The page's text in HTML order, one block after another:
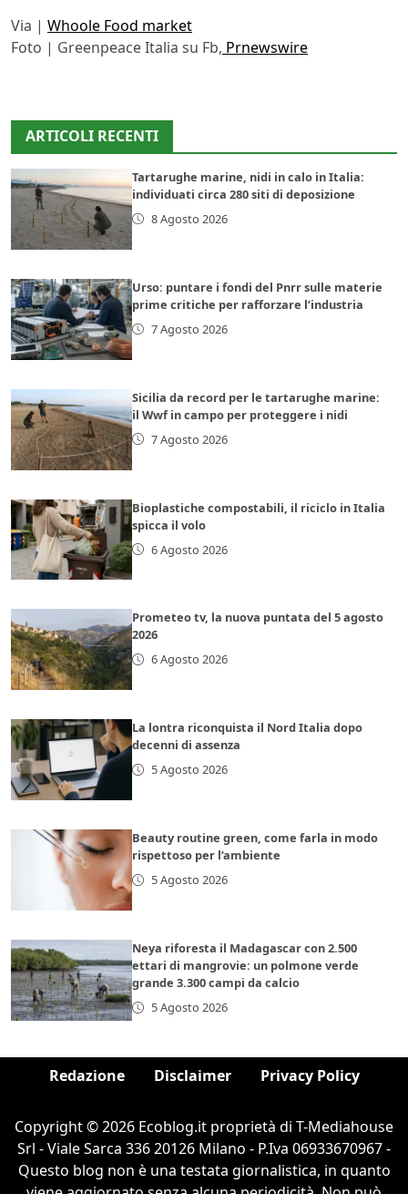
Via | Whoole Food market
Foto | Greenpeace Italia su Fb, Prnewswire
ARTICOLI RECENTI
Tartarughe marine, nidi in calo in Italia:
individuati circa 280 siti di deposizione
8 Agosto 2026
Urso: puntare i fondi del Pnrr sulle materie
prime critiche per rafforzare l’industria
7 Agosto 2026
Sicilia da record per le tartarughe marine:
il Wwf in campo per proteggere i nidi
7 Agosto 2026
Bioplastiche compostabili, il riciclo in Italia
spicca il volo
6 Agosto 2026
Prometeo tv, la nuova puntata del 5 agosto
2026
6 Agosto 2026
La lontra riconquista il Nord Italia dopo
decenni di assenza
5 Agosto 2026
Beauty routine green, come farla in modo
rispettoso per l’ambiente
5 Agosto 2026
Neya riforesta il Madagascar con 2.500
ettari di mangrovie: un polmone verde
grande 3.300 campi da calcio
5 Agosto 2026
Redazione Disclaimer Privacy Policy
Copyright © 2026 Ecoblog.it proprietà di T-Mediahouse
Srl - Viale Sarca 336 20126 Milano - P.Iva 06933670967 -
Questo blog non è una testata giornalistica, in quanto